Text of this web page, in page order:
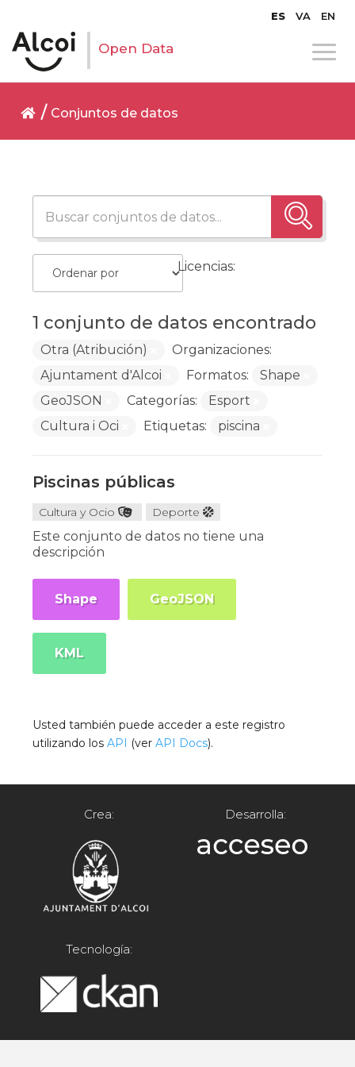
ES VA EN
Open Data
Conjuntos de datos
1 conjunto de datos encontrado
Licencias:
Otra (Atribución)
Organizaciones:
Ajuntament d'Alcoi
Formatos:
Shape
GeoJSON
Categorías:
Esport
Cultura i Oci
Etiquetas: piscina
Piscinas públicas
Cultura y Ocio Deporte
Este conjunto de datos no tiene una
descripción
Shape GeoJSON
KML
Usted también puede acceder a este registro
utilizando losAPI (verAPI Docs).
Crea: Desarrolla:
Tecnología: